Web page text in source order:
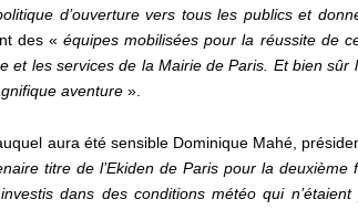
d’ouverture vers tous les publics et
des «équipes mobilisées pour la réussite de
et les services de la Mairie de Paris. Et bien
aventure ».
aura été sensible Dominique Mahé,
titre de l’Ekiden de Paris pour la
dans des conditions météo qui